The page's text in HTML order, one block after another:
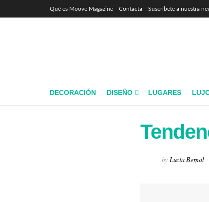
Qué es Moove Magazine Contacta Suscríbete a nuestra
DECORACIÓN DISEÑO LUGARES
by Lucía Bernal